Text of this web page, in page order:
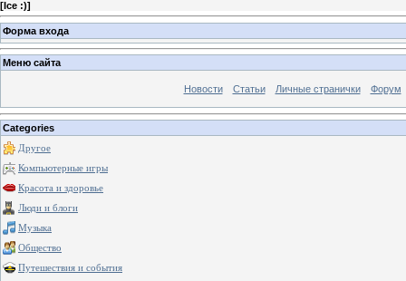
[Ice :)]
Форма входа
Меню сайта
Новости Статьи Личные странички Форум
Categories
Другое
Компьютерные игры
Красота и здоровье
Люди и блоги
Музыка
Общество
Путешествия и события